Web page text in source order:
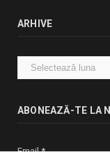
ARHIVE
Arhive
ABONEAZĂ-TE LA